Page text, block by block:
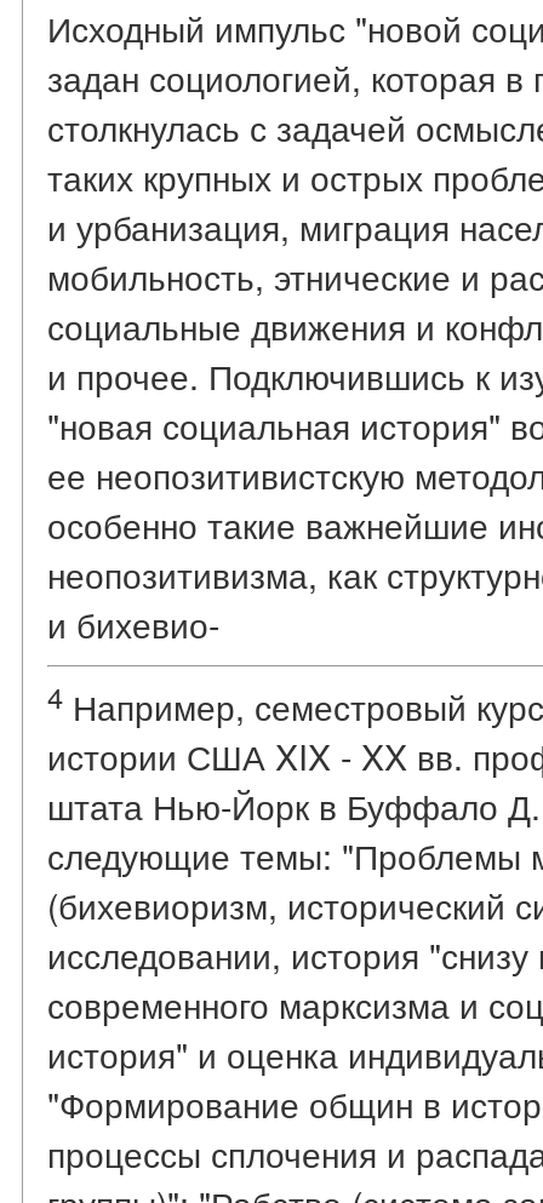
Исходный импульс "новой
задан социологией, которая
столкнулась с задачей
таких крупных и острых
и урбанизация, миграция
мобильность, этнические и
социальные движения и
и прочее. Подключившись к
"новая социальная история"
ее неопозитивистскую
особенно такие важнейшие
неопозитивизма, как
и бихевио-
4 Например, семестровый
истории США XIX - XX вв.
штата Нью-Йорк в Буффало
следующие темы: "Проблемы
(бихевиоризм, исторический
исследовании, история
современного марксизма и
история" и оценка
"Формирование общин в
процессы сплочения и